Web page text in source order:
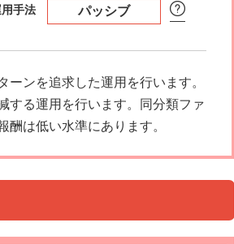
手法 パッシブ
ンを追求した運用を行います。
する運用を行います。同分類ファ
は低い水準にあります。